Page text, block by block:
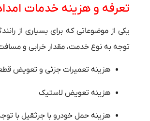
تعرفه و هزینه خدمات
یکی از موضوعاتی که برای بسیاری از
توجه به نوع خدمت، مقدار خرابی و
هزینه تعمیرات جزئی و تعویض
هزینه تعویض لاستیک
هزینه حمل خودرو با جرثقیل با